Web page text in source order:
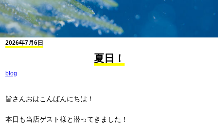
2026年7月6日
夏日！
blog
皆さんおはこんばんにちは！
本日も当店ゲスト様と潜ってきました！